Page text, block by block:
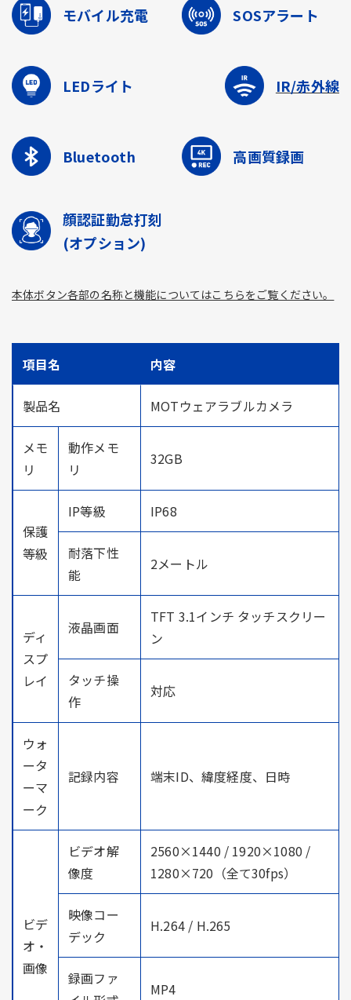
モバイル充電 SOSアラート
LEDライト IR/赤外線
Bluetooth 高画質録画
顔認証勤怠打刻
(オプション)
本体ボタン各部の名称と機能についてはこちらをご覧ください。
項目名 内容
製品名 MOTウェアラブルカメラ
メモ
リ
動作メモ
リ
32GB
保護
等級
IP等級 IP68
耐落下性
能
2メートル
ディ
スプ
レイ
液晶画面
TFT 3.1インチ タッチスクリー
ン
タッチ操
作
対応
ウォ
ータ
ーマ
ーク
記録内容 端末ID、緯度経度、日時
ビデ
オ・
画像
ビデオ解
像度
2560×1440 / 1920×1080 /
1280×720（全て30fps）
映像コー
デック
H.264 / H.265
録画ファ
MP4